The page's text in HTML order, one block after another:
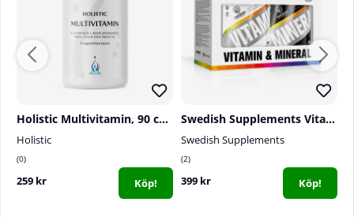
Holistic Multivitamin, 90 caps
Holistic
0
259 kr Köp!
Swedish Supplements Vitamin & Mineral Complex
Swedish Supplements
2
399 kr Köp!